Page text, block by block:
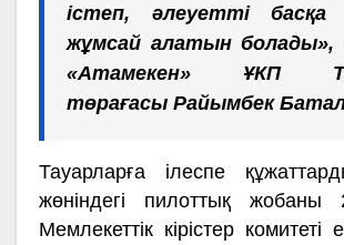
істеп, әлеуетті басқа
жұмсай алатын болады»,
«Атамекен» ҰКП
төрағасы Райымбек
Тауарларға ілеспе
жөніндегі пилоттық
Мемлекеттік кірістер комитеті